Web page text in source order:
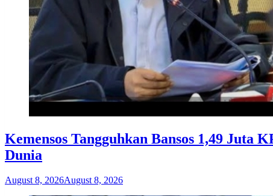
Kemensos Tangguhkan Bansos 1,49 Juta
Dunia
August 8, 2026August 8, 2026